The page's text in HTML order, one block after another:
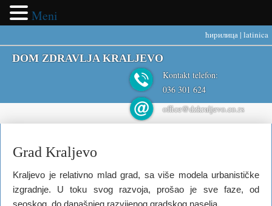
ћирилица | latinica
DOM ZDRAVLJA KRALJEVO
Kontakt telefon:
036 301 624
office@dzkraljevo.co.rs
Grad Kraljevo
Kraljevo je relativno mlad grad, sa više modela urbanističke
izgradnje. U toku svog razvoja, prošao je sve faze, od
seoskog, do današnjeg razvijenog gradskog naselja.
Meni